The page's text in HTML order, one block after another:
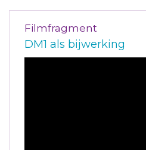
Filmfragment
DM1 als bijwerking